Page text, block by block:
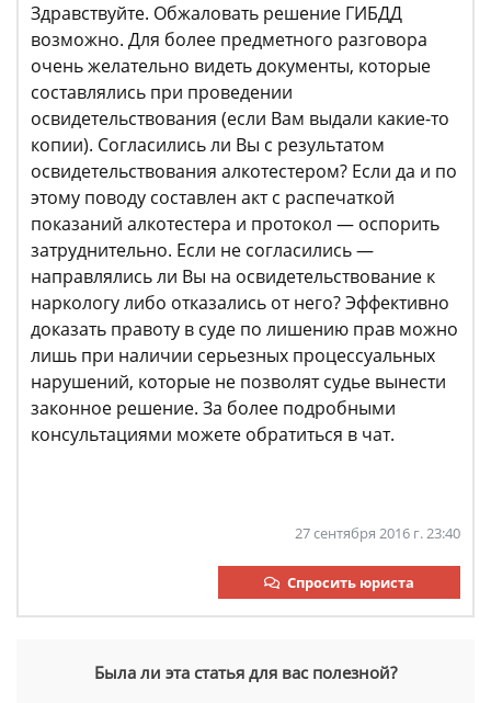
Здравствуйте. Обжаловать решение ГИБДД
возможно. Для более предметного разговора
очень желательно видеть документы, которые
составлялись при проведении
освидетельствования (если Вам выдали какие-то
копии). Согласились ли Вы с результатом
освидетельствования алкотестером? Если да и по
этому поводу составлен акт с распечаткой
показаний алкотестера и протокол — оспорить
затруднительно. Если не согласились —
направлялись ли Вы на освидетельствование к
наркологу либо отказались от него? Эффективно
доказать правоту в суде по лишению прав можно
лишь при наличии серьезных процессуальных
нарушений, которые не позволят судье вынести
законное решение. За более подробными
консультациями можете обратиться в чат.
27 сентября 2016 г. 23:40
Спросить юриста
Была ли эта статья для вас полезной?